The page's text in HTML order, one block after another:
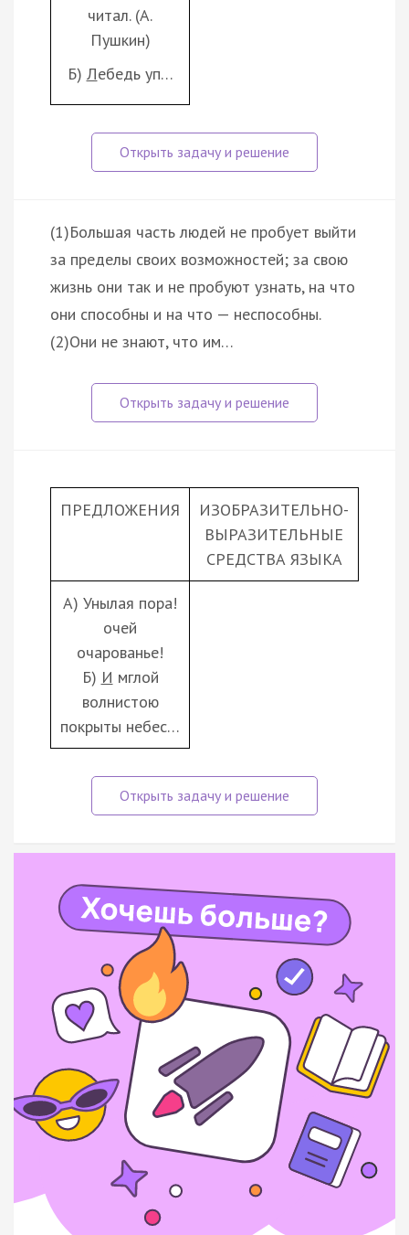
читал. (А.
Пушкин)
Б) Лебедь уп…
(1)Большая часть людей не пробует выйти
за пределы своих возможностей; за свою
жизнь они так и не пробуют узнать, на что
они способны и на что — неспособны.
(2)Они не знают, что им…
ПРЕДЛОЖЕНИЯ
ИЗОБРАЗИТЕЛЬНО-
ВЫРАЗИТЕЛЬНЫЕ
СРЕДСТВА ЯЗЫКА
А) Унылая пора!
очей
очарованье!
Б) И мглой
волнистою
покрыты небес…